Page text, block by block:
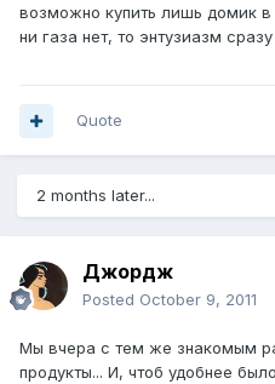
возможно купить лишь домик
ни газа нет, то энтузиазм
Quote
2 months later...
Джордж
Posted October 9, 2011
Мы вчера с тем же знакомым
продукты... И, чтоб удобнее